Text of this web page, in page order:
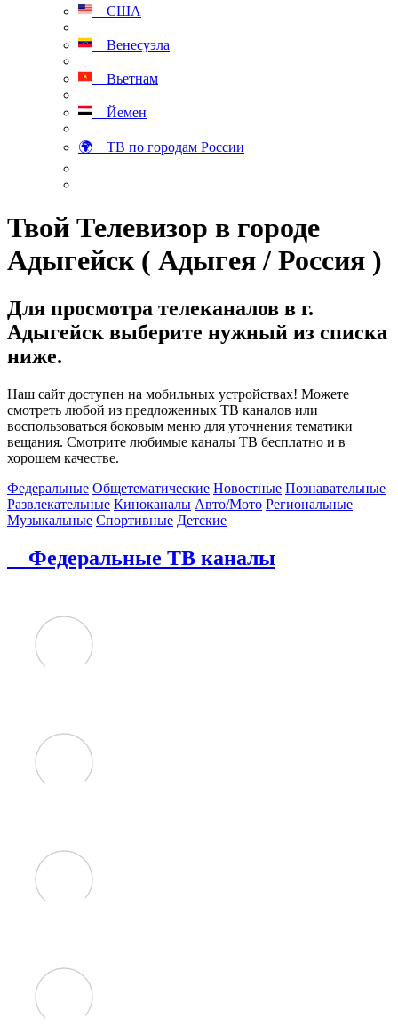
США
Венесуэла
Вьетнам
Йемен
🌍 ТВ по городам России
Твой Телевизор в городе
Адыгейск ( Адыгея / Россия )
Для просмотра телеканалов в г.
Адыгейск выберите нужный из списка
ниже.
Наш сайт доступен на мобильных устройствах! Можете
смотреть любой из предложенных ТВ каналов или
воспользоваться боковым меню для уточнения тематики
вещания. Смотрите любимые каналы ТВ бесплатно и в
хорошем качестве.
Федеральные Общетематические Новостные Познавательные
Развлекательные Киноканалы Авто/Мото Региональные
Музыкальные Спортивные Детские
Федеральные ТВ каналы